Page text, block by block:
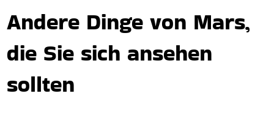
Andere Dinge von Mars,
die Sie sich ansehen
sollten